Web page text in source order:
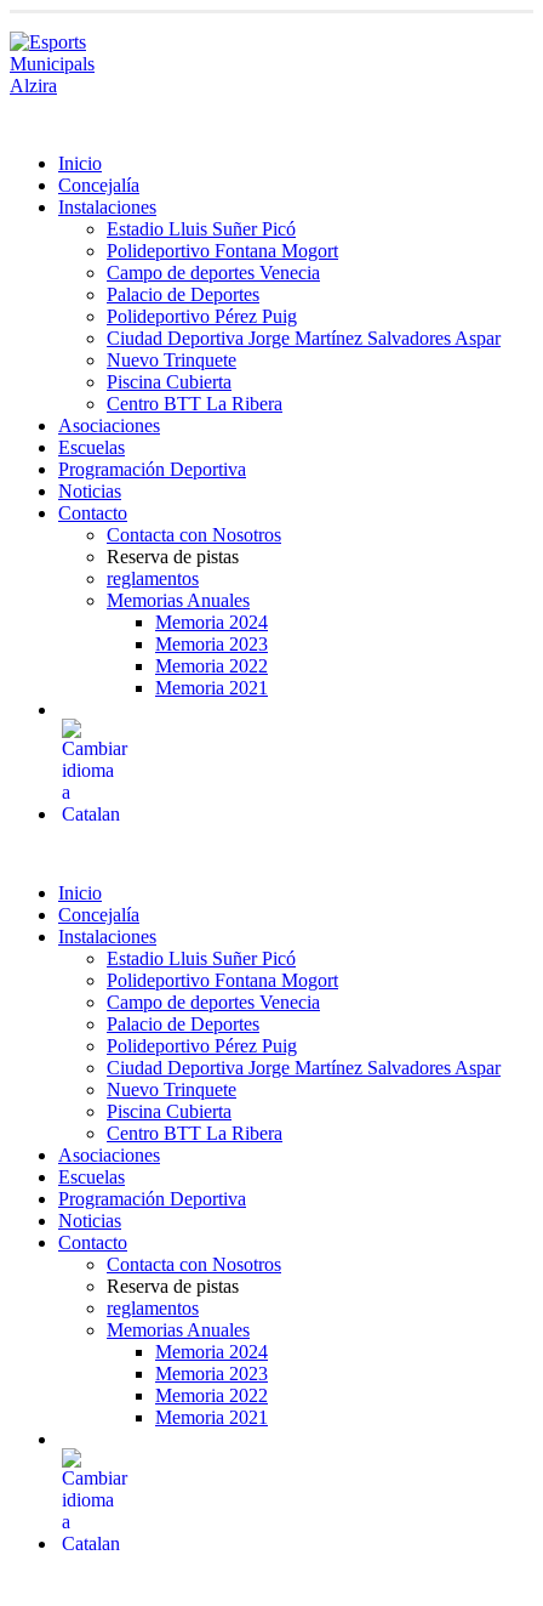
Inicio
Concejalía
Instalaciones
Estadio Lluis Suñer Picó
Polideportivo Fontana Mogort
Campo de deportes Venecia
Palacio de Deportes
Polideportivo Pérez Puig
Ciudad Deportiva Jorge Martínez Salvadores Aspar
Nuevo Trinquete
Piscina Cubierta
Centro BTT La Ribera
Asociaciones
Escuelas
Programación Deportiva
Noticias
Contacto
Contacta con Nosotros
Reserva de pistas
reglamentos
Memorias Anuales
Memoria 2024
Memoria 2023
Memoria 2022
Memoria 2021
Inicio
Concejalía
Instalaciones
Estadio Lluis Suñer Picó
Polideportivo Fontana Mogort
Campo de deportes Venecia
Palacio de Deportes
Polideportivo Pérez Puig
Ciudad Deportiva Jorge Martínez Salvadores Aspar
Nuevo Trinquete
Piscina Cubierta
Centro BTT La Ribera
Asociaciones
Escuelas
Programación Deportiva
Noticias
Contacto
Contacta con Nosotros
Reserva de pistas
reglamentos
Memorias Anuales
Memoria 2024
Memoria 2023
Memoria 2022
Memoria 2021